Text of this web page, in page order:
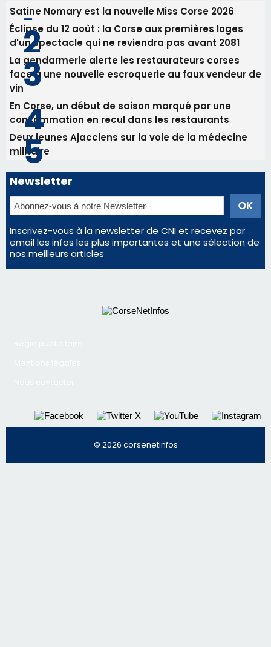
Satine Nomary est la nouvelle Miss Corse 2026
Éclipse du 12 août : la Corse aux premières loges
d'un spectacle qui ne reviendra pas avant 2081
La gendarmerie alerte les restaurateurs corses
face à une nouvelle escroquerie au faux vendeur de
vin
En Corse, un début de saison marqué par une
consommation en recul dans les restaurants
Deux jeunes Ajacciens sur la voie de la médecine
militaire
Newsletter
Inscrivez-vous à la newsletter de CNI et recevez par
email les infos les plus importantes et une sélection de
nos meilleurs articles
© 2026 corsenetinfos